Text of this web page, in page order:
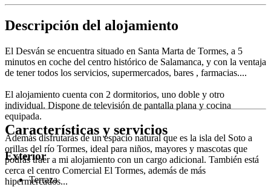
Descripción del alojamiento
El Desván se encuentra situado en Santa Marta de Tormes, a 5
minutos en coche del centro histórico de Salamanca, y con la ventaja
de tener todos los servicios, supermercados, bares , farmacias....
El alojamiento cuenta con 2 dormitorios, uno doble y otro
individual. Dispone de televisión de pantalla plana y cocina
equipada.
Además disfrutarás de un espacio natural que es la isla del Soto a
orillas del río Tormes, ideal para niños, mayores y mascotas que
podrás traer a mi alojamiento con un cargo adicional. También está
cerca el centro Comercial El Tormes, además de más
hipermercados...
Características y servicios
Exterior
Terraza